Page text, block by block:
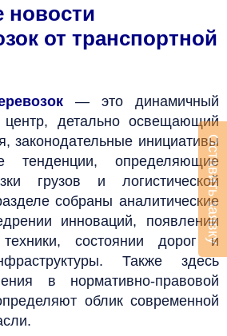
новости
от транспортной
— это динамичный
детально освещающий
законодательные инициативы
тенденции, определяющие
грузов и логистической
собраны аналитические
инноваций, появлении
состоянии дорог и
Также здесь
в нормативно-правовой
облик современной
Оставить заявку